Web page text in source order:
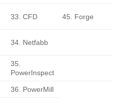
33. CFD 45. Forge
34. Netfabb
35.
PowerInspect
36. PowerMill